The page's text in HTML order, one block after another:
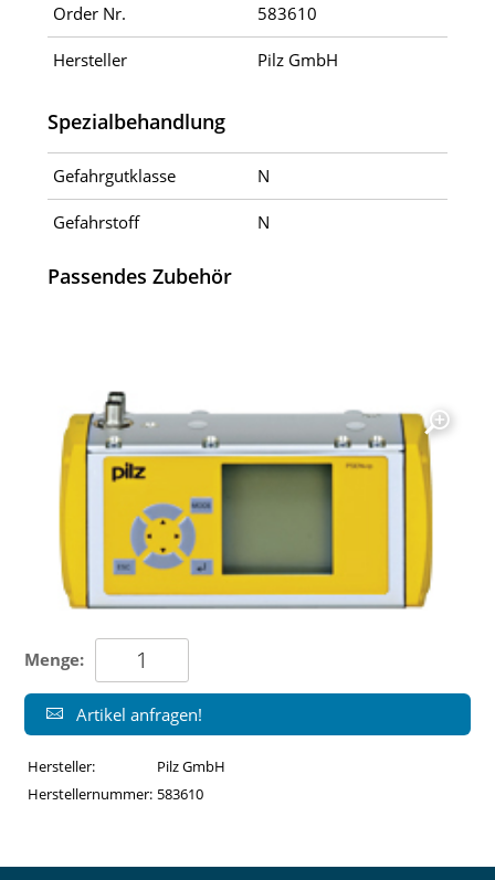
Order Nr. 583610
Hersteller Pilz GmbH
Spezialbehandlung
Gefahrgutklasse N
Gefahrstoff N
Passendes Zubehör
Menge:
Artikel anfragen!
Hersteller:
Pilz GmbH
Herstellernummer: 583610